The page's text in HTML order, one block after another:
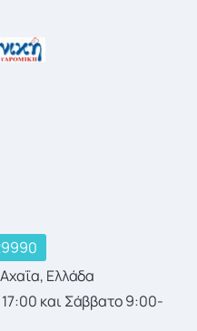
Ελλάδα
και Σάββατο 9:00-